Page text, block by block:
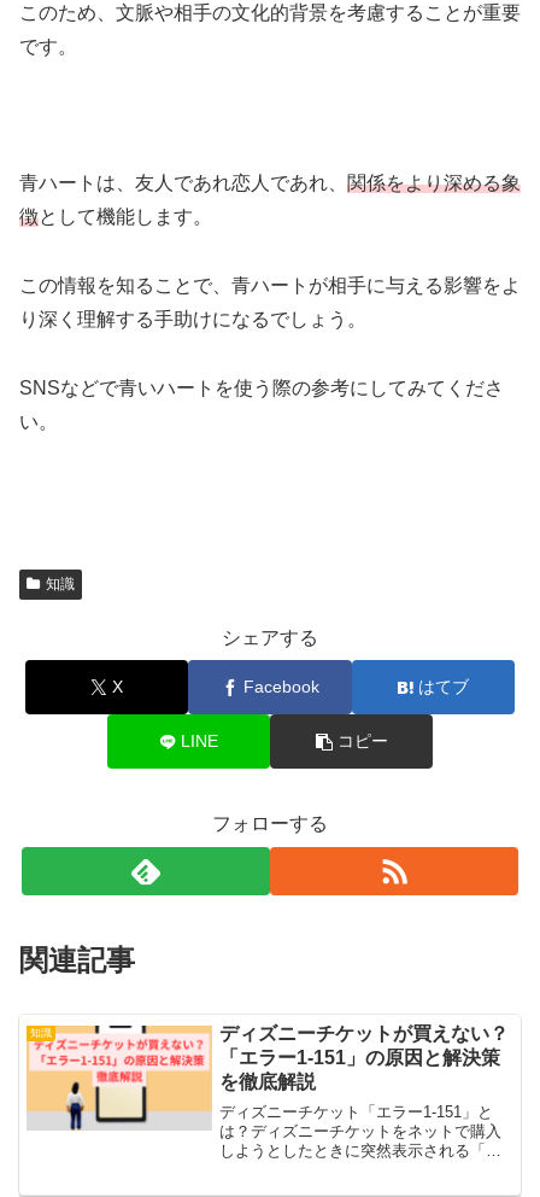
このため、文脈や相手の文化的背景を考慮することが重要
です。
青ハートは、友人であれ恋人であれ、 関係をより深める象
徴として機能します。
この情報を知ることで、青ハートが相手に与える影響をよ
り深く理解する手助けになるでしょう。
SNSなどで青いハートを使う際の参考にしてみてくださ
い。
知識
シェアする
X Facebook はてブ
LINE コピー
フォローする
関連記事
知識
ディズニーチケットが買えない？
「エラー1-151」の原因と解決策
を徹底解説
ディズニーチケット「エラー1-151」と
は？ディズニーチケットをネットで購入
しようとしたときに突然表示される「エ